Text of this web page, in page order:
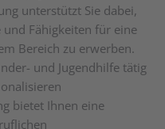
unterstützt Sie dabei,
Fähigkeiten für eine
Bereich zu erwerben.
und Jugendhilfe tätig
bietet Ihnen eine